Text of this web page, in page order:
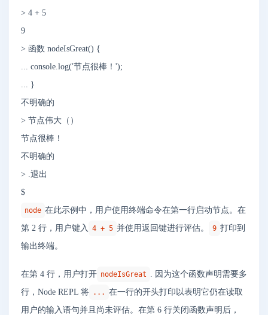
> 4 + 5
9
> 函数 nodeIsGreat() {
... console.log('节点很棒！');
... }
不明确的
> 节点伟大（）
节点很棒！
不明确的
> .退出
$
node 在此示例中，用户使用终端命令在第一行启动节点。在
第 2 行，用户键入
4 + 5 并使用返回键进行评估。 9 打印到
输出终端。
在第 4 行，用户打开 nodeIsGreat
. 因为这个函数声明需要多
行，Node REPL 将 ... 在一行的开头打印以表明它仍在读取
用户的输入语句并且尚未评估。在第 6 行关闭函数声明后，